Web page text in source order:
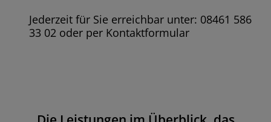
Jederzeit für Sie erreichbar unter: 08461 586
33 02 oder per Kontaktformular